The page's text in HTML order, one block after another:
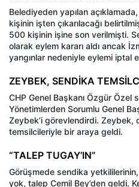
Belediyeden yapılan
kişinin işten çıkarılacağı
500 kişinin işine son verilmişti.
olarak eylem kararı aldı ancak
yangınlar nedeniyle eylemi iptal
ZEYBEK, SENDİKA
CHP Genel Başkanı Özgür Özel
Yönetimlerden Sorumlu Genel
Zeybek’i görevlendirdi. Zeybek,
temsilcileriyle bir araya geldi.
“TALEP TUGAY’IN”
Görüşmede sendika
yok, talep Cemil Bey’den geldi.